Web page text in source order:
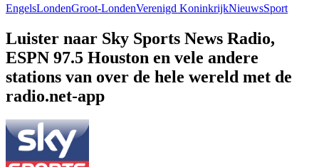
EngelsLondenGroot-LondenVerenigd KoninkrijkNieuwsSport
Luister naar Sky Sports News Radio,
ESPN 97.5 Houston en vele andere
stations van over de hele wereld met de
radio.net-app